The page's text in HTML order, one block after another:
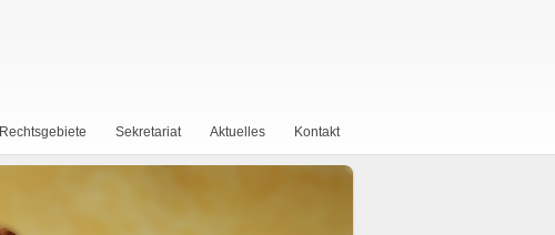
Rechtsgebiete Sekretariat Aktuelles Kontakt